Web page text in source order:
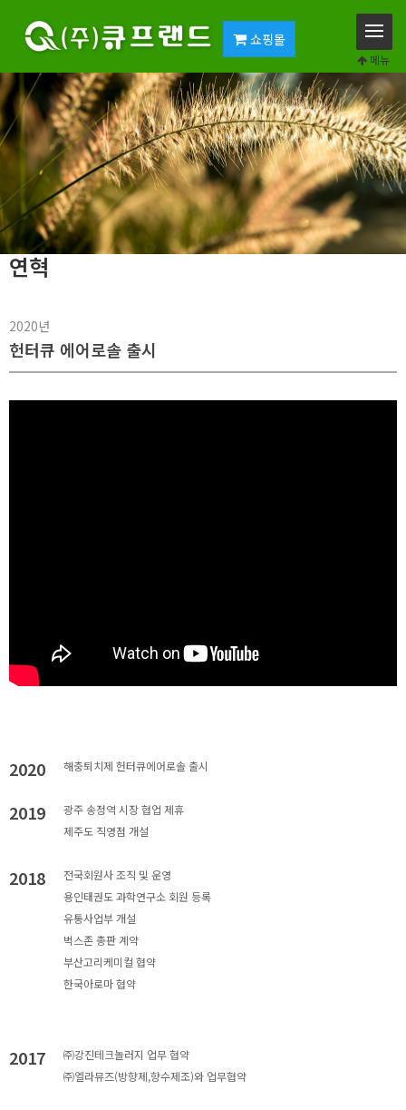
쇼핑몰
메뉴
연혁
2020년
헌터큐 에어로솔 출시
2020 해충퇴치제 헌터큐에어로솔 출시
2019
광주 송정역 시장 협업 제휴
제주도 직영점 개설
2018
전국회원사 조직 및 운영
용인태권도 과학연구소 회원 등록
유통사업부 개설
벅스존 총판 계약
부산고리케미컬 협약
한국아로마 협약
2017
㈜강진테크놀러지 업무 협약
㈜엘라뮤즈(방향제,향수제조)와 업무협약